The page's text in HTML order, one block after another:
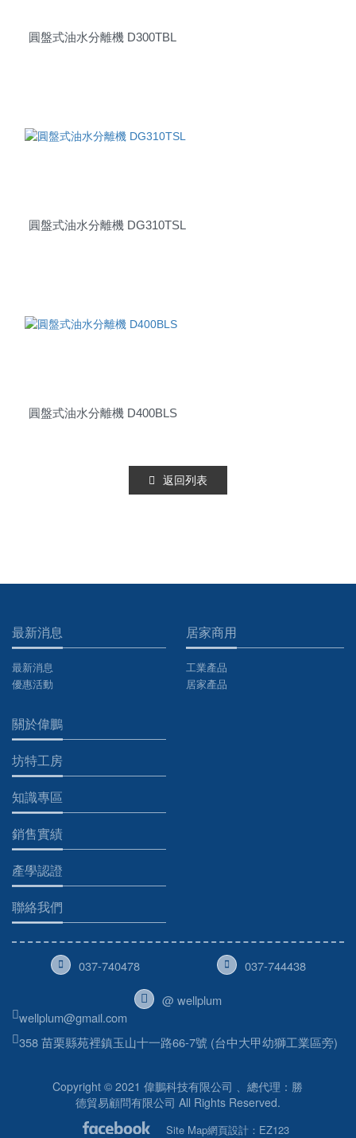
圓盤式油水分離機 D300TBL
圓盤式油水分離機 DG310TSL
圓盤式油水分離機 D400BLS
返回列表
最新消息
最新消息
優惠活動
居家商用
工業產品
居家產品
關於偉鵬
坊特工房
知識專區
銷售實績
產學認證
聯絡我們
037-740478 037-744438
@ wellplum
wellplum@gmail.com
358 苗栗縣苑裡鎮玉山十一路66-7號 (台中大甲幼獅工業區旁)
Copyright © 2021 偉鵬科技有限公司 、總代理：勝
德貿易顧問有限公司 All Rights Reserved.
Site Map網頁設計：EZ123